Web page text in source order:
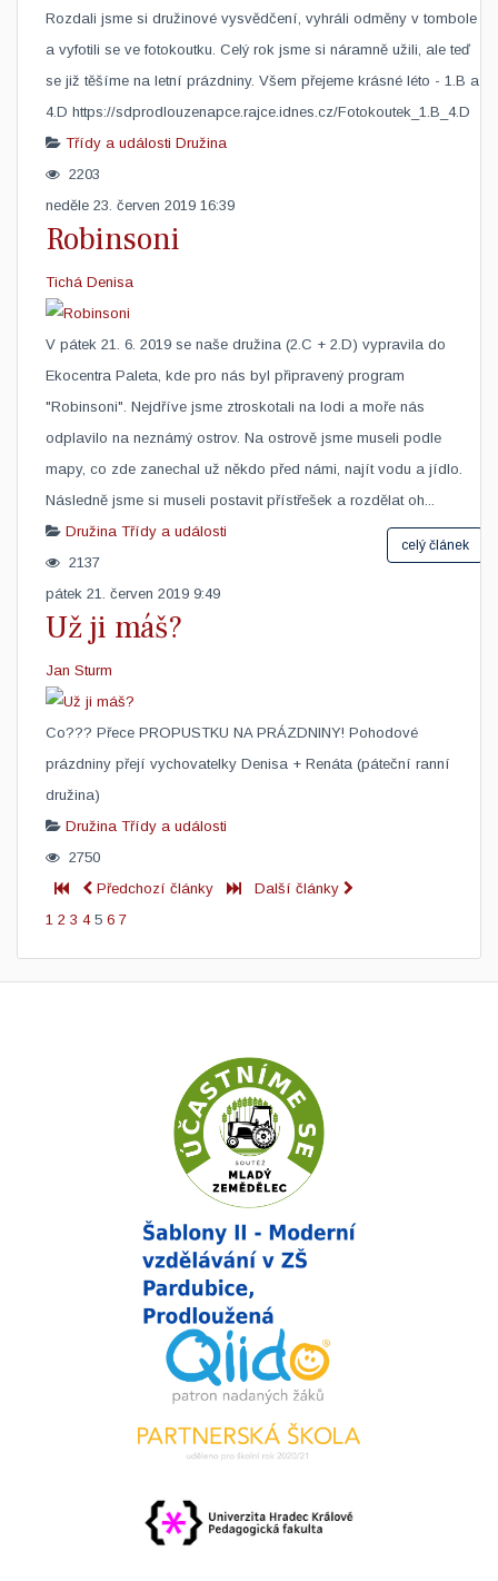
Rozdali jsme si družinové vysvědčení, vyhráli odměny v tombole
a vyfotili se ve fotokoutku. Celý rok jsme si náramně užili, ale teď
se již těšíme na letní prázdniny. Všem přejeme krásné léto - 1.B a
4.D https://sdprodlouzenapce.rajce.idnes.cz/Fotokoutek_1.B_4.D
Třídy a události Družina
2203
neděle 23. červen 2019 16:39
Robinsoni
Tichá Denisa
​V pátek 21. 6. 2019 se naše družina (2.C + 2.D) vypravila do
Ekocentra Paleta, kde pro nás byl připravený program
"Robinsoni". Nejdříve jsme ztroskotali na lodi a moře nás
odplavilo na neznámý ostrov. Na ostrově jsme museli podle
mapy, co zde zanechal už někdo před námi, najít vodu a jídlo.
Následně jsme si museli postavit přístřešek a rozdělat oh...
celý článek
Družina Třídy a události
2137
pátek 21. červen 2019 9:49
Už ji máš?
Jan Sturm
Co??? Přece PROPUSTKU NA PRÁZDNINY! Pohodové
prázdniny přejí vychovatelky Denisa + Renáta (páteční ranní
družina)​
Družina Třídy a události
2750
Předchozí články
Další články
1 2 3 4 5 6 7